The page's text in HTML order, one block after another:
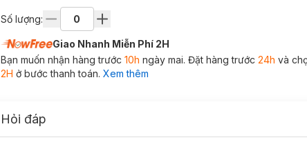
Số lượng:
Giao Nhanh Miễn Phí 2H
Bạn muốn nhận hàng trước 10h ngày mai. Đặt hàng trước 24h và
2H ở bước thanh toán. Xem thêm
Hỏi đáp